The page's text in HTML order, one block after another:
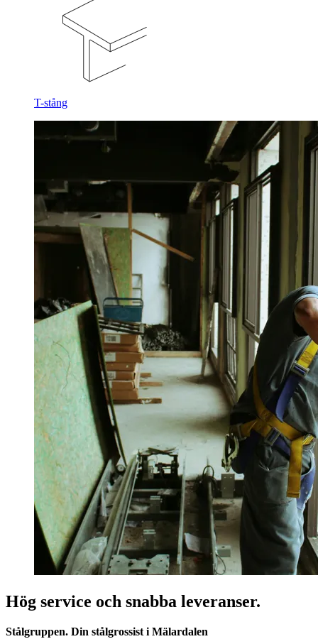
T-stång
Hög service och snabba leveranser.
Stålgruppen. Din stålgrossist i Mälardalen